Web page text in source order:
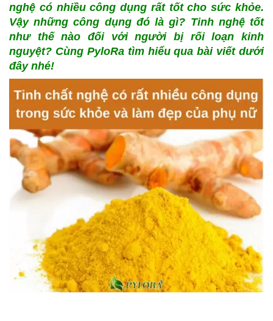
nghệ có nhiều công dụng rất tốt cho sức khỏe.
Vậy những công dụng đó là gì? Tinh nghệ tốt
như thế nào đối với người bị rối loạn kinh
nguyệt? Cùng PyloRa tìm hiểu qua bài viết dưới
đây nhé!